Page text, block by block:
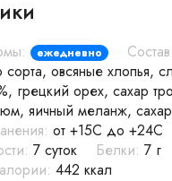
ежедневно Состав:
овсяные хлопья,
орех, сахар
яичный меланж,
от +15С до +24С
7 суток Белки: 7 г
442 ккал